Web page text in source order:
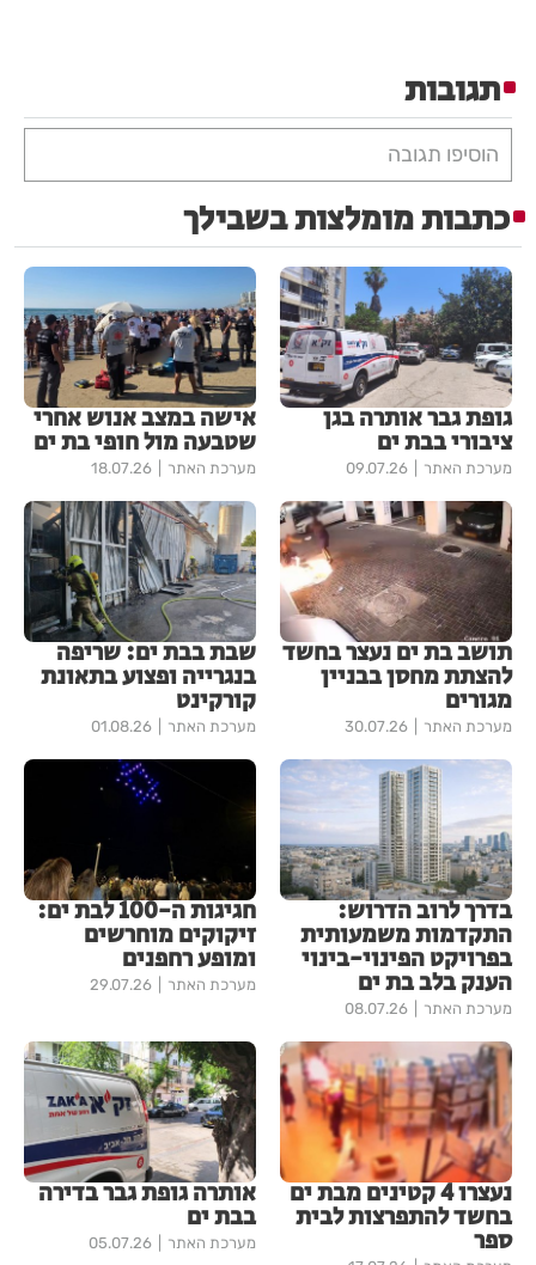
תגובות
הוסיפו תגובה
כתבות מומלצות בשבילך
גופת גבר אותרה בגן
ציבורי בבת ים
מערכת האתר 09.07.26
אישה במצב אנוש אחרי
שטבעה מול חופי בת ים
מערכת האתר 18.07.26
תושב בת ים נעצר בחשד
להצתת מחסן בבניין
מגורים
מערכת האתר 30.07.26
שבת בבת ים: שריפה
בנגרייה ופצוע בתאונת
קורקינט
מערכת האתר 01.08.26
בדרך לרוב הדרוש:
התקדמות משמעותית
בפרויקט הפינוי-בינוי
הענק בלב בת ים
מערכת האתר 08.07.26
חגיגות ה-100 לבת ים:
זיקוקים מוחרשים
ומופע רחפנים
מערכת האתר 29.07.26
נעצרו 4 קטינים מבת ים
בחשד להתפרצות לבית
ספר
אותרה גופת גבר בדירה
בבת ים
מערכת האתר 05.07.26